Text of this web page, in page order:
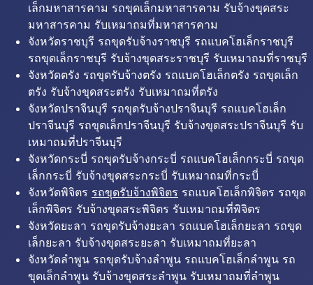
เล็กมหาสารคาม รถขุดเล็กมหาสารคาม รับจ้างขุดสระ
มหาสารคาม รับเหมาถมที่มหาสารคาม
จังหวัดราชบุรี รถขุดรับจ้างราชบุรี รถแบคโฮเล็กราชบุรี
รถขุดเล็กราชบุรี รับจ้างขุดสระราชบุรี รับเหมาถมที่ราชบุรี
จังหวัดตรัง รถขุดรับจ้างตรัง รถแบคโฮเล็กตรัง รถขุดเล็ก
ตรัง รับจ้างขุดสระตรัง รับเหมาถมที่ตรัง
จังหวัดปราจีนบุรี รถขุดรับจ้างปราจีนบุรี รถแบคโฮเล็ก
ปราจีนบุรี รถขุดเล็กปราจีนบุรี รับจ้างขุดสระปราจีนบุรี รับ
เหมาถมที่ปราจีนบุรี
จังหวัดกระบี่ รถขุดรับจ้างกระบี่ รถแบคโฮเล็กกระบี่ รถขุด
เล็กกระบี่ รับจ้างขุดสระกระบี่ รับเหมาถมที่กระบี่
จังหวัดพิจิตร รถขุดรับจ้างพิจิตร รถแบคโฮเล็กพิจิตร รถขุด
เล็กพิจิตร รับจ้างขุดสระพิจิตร รับเหมาถมที่พิจิตร
จังหวัดยะลา รถขุดรับจ้างยะลา รถแบคโฮเล็กยะลา รถขุด
เล็กยะลา รับจ้างขุดสระยะลา รับเหมาถมที่ยะลา
จังหวัดลำพูน รถขุดรับจ้างลำพูน รถแบคโฮเล็กลำพูน รถ
ขุดเล็กลำพูน รับจ้างขุดสระลำพูน รับเหมาถมที่ลำพูน